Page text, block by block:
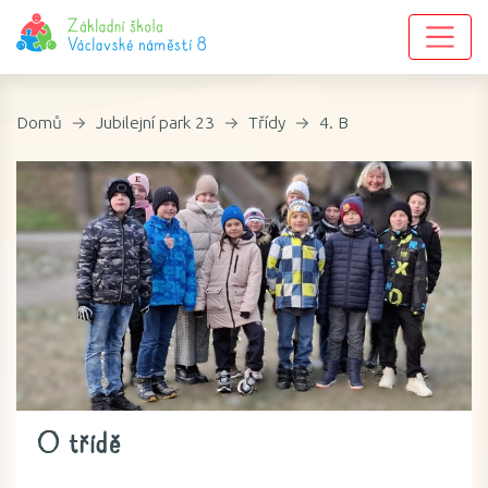
Domů Jubilejní park 23 Třídy 4. B
O třídě